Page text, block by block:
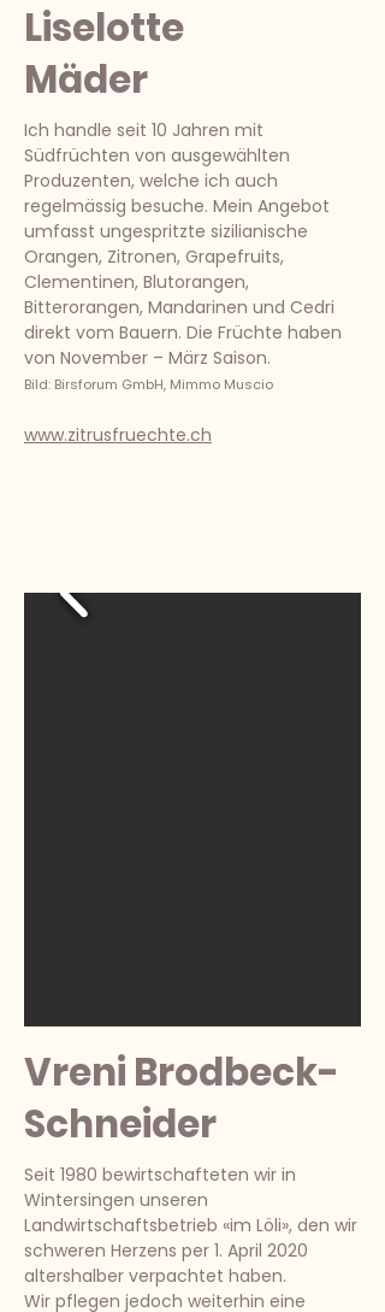
Liselotte
Mäder
Ich handle seit 10 Jahren mit
Südfrüchten von ausgewählten
Produzenten, welche ich auch
regelmässig besuche. Mein Angebot
umfasst ungespritzte sizilianische
Orangen, Zitronen, Grapefruits,
Clementinen, Blutorangen,
Bitterorangen, Mandarinen und Cedri
direkt vom Bauern. Die Früchte haben
von November – März Saison.
Bild: Birsforum GmbH, Mimmo Muscio​
www.zitrusfruechte.ch
Vreni Brodbeck-
Schneider
Seit 1980 bewirtschafteten wir in
Wintersingen unseren
Landwirtschaftsbetrieb «im Löli», den wir
schweren Herzens per 1. April 2020
altershalber verpachtet haben.
Wir pflegen jedoch weiterhin eine